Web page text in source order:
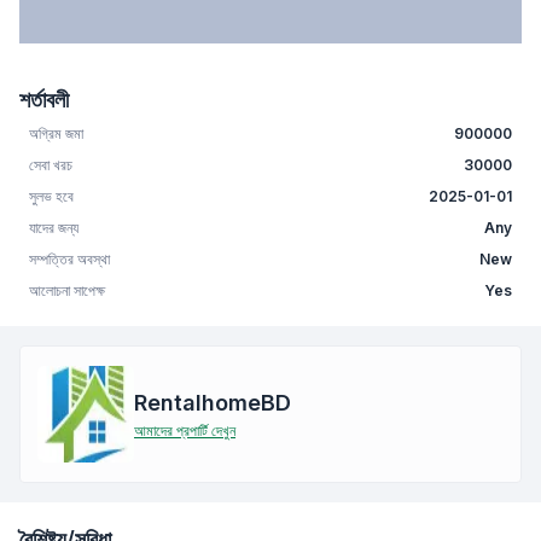
শর্তাবলী
অগ্রিম জমা
900000
সেবা খরচ
30000
সুলভ হবে
2025-01-01
যাদের জন্য
Any
সম্পত্তির অবস্থা
New
আলোচনা সাপেক্ষ
Yes
RentalhomeBD
আমাদের প্রপার্টি দেখুন